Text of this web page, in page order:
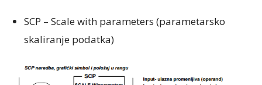
SCP – Scale with parameters (parametarsko
skaliranje podatka)